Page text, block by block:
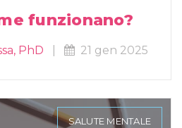
funzionano?
PhD 21 gen 2025
SALUTE MENTALE